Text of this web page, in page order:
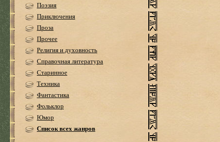
Поэзия
Приключения
Проза
Прочее
Религия и духовность
Справочная литература
Старинное
Техника
Фантастика
Фольклор
Юмор
Список всех жанров